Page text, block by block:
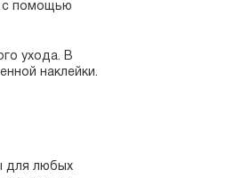
с помощью
ухода. В
наклейки.
для любых